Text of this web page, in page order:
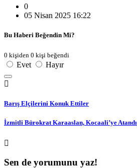
0
05 Nisan 2025 16:22
Bu Haberi Beğendin Mi?
0 kişiden 0 kişi beğendi
Evet Hayır
Barış Elçilerini Konuk Ettiler
İzmitli Bürokrat Karaaslan, Kocaali’ye Atandı
Sen de yorumunu yaz!